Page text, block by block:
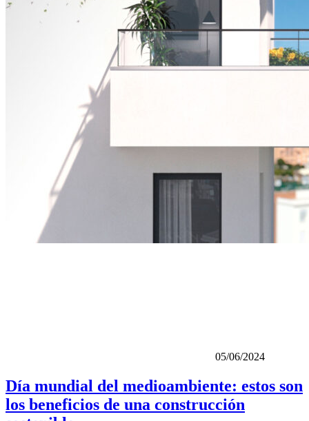
05/06/2024
Día mundial del medioambiente: estos son
los beneficios de una construcción